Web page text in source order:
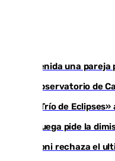
Detenida una
El observatorio de
El «Trío de
Noruega pide la
Meloni rechaza el